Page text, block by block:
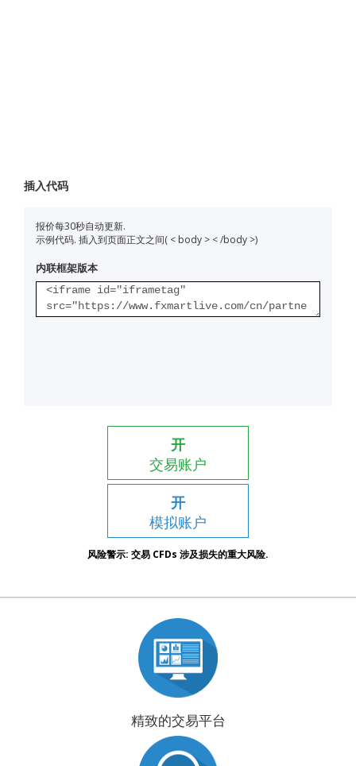
插入代码
报价每30秒自动更新.
示例代码. 插入到页面正文之间( < body > < /body >)
内联框架版本
开
交易账户
开
模拟账户
风险警示: 交易 CFDs 涉及损失的重大风险.
精致的交易平台